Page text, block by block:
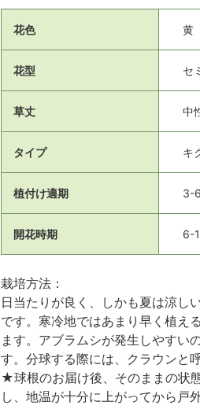
花色 黄
花型 セ
草丈 中
タイプ キ
植付け適期 3-
開花時期 6-
栽培方法：
日当たりが良く、しかも夏は涼し
です。寒冷地ではあまり早く植え
ます。アブラムシが発生しやすい
す。分球する際には、クラウンと
★球根のお届け後、そのままの状
し、地温が十分に上がってから戸